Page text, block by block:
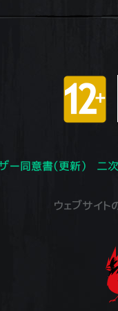
ー同意書（更新） 二
ウェブサイ